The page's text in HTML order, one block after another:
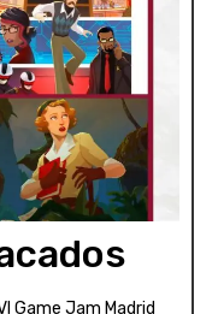
Game Jam Madrid